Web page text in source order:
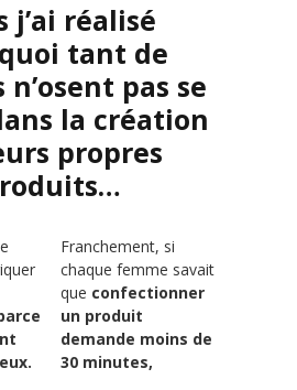
j’ai réalisé
tant de
pas se
la création
propres
Franchement, si
chaque femme savait
que confectionner
un produit
demande moins de
30 minutes,